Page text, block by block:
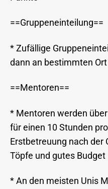
==Gruppeneinteilung==
* Zufällige
dann an bestimmten
==Mentoren==
* Mentoren werden
für einen 10 Stunden
Erstbetreuung nach der
Töpfe und gutes Budget
* An den meisten Unis